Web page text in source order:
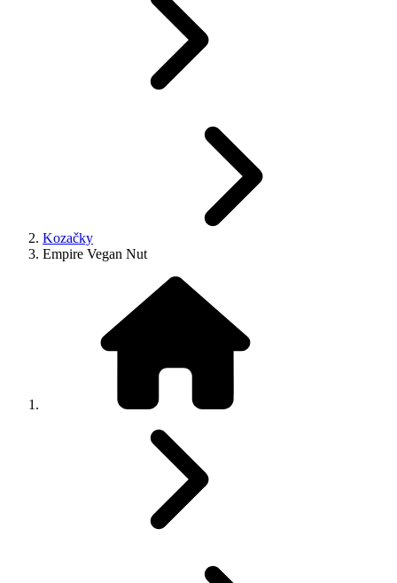
Kozačky
Empire Vegan Nut